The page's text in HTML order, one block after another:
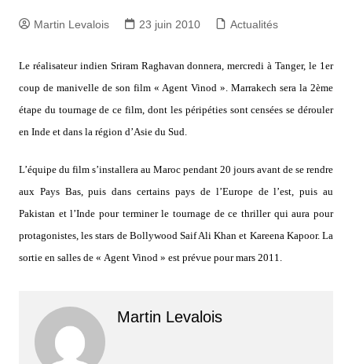
Martin Levalois 23 juin 2010 Actualités
Le réalisateur indien Sriram Raghavan donnera, mercredi à Tanger, le 1er
coup de manivelle de son film « Agent Vinod ». Marrakech sera la 2ème
étape du tournage de ce film, dont les péripéties sont censées se dérouler
en Inde et dans la région d’Asie du Sud.
L’équipe du film s’installera au Maroc pendant 20 jours avant de se rendre
aux Pays Bas, puis dans certains pays de l’Europe de l’est, puis au
Pakistan et l’Inde pour terminer le tournage de ce thriller qui aura pour
protagonistes, les stars de Bollywood Saif Ali Khan et Kareena Kapoor. La
sortie en salles de « Agent Vinod » est prévue pour mars 2011.
Martin Levalois